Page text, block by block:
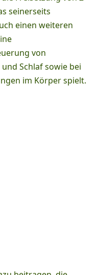
seinerseits
einen weiteren
von
Schlaf sowie bei
im Körper spielt.